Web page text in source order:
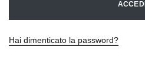
ACCEDI
Hai dimenticato la password?